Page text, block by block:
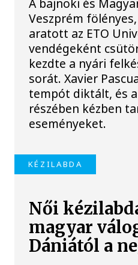
Veszprém
aratott az ETO
vendégeként
kezdte a nyári
sorát. Xavier
tempót diktált, és
részében kézben
eseményeket.
KÉZILABDA
Női
magyar
Dániától a